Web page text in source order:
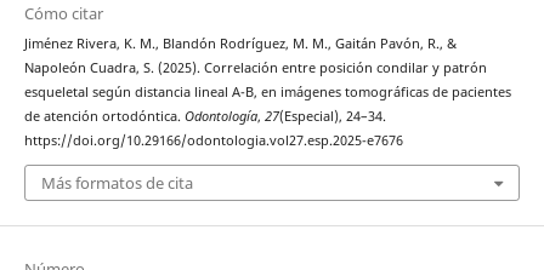
Cómo citar
Jiménez Rivera, K. M., Blandón Rodríguez, M. M., Gaitán Pavón, R., &
Napoleón Cuadra, S. (2025). Correlación entre posición condilar y patrón
esqueletal según distancia lineal A-B, en imágenes tomográficas de pacientes
de atención ortodóntica. Odontología, 27(Especial), 24–34.
https://doi.org/10.29166/odontologia.vol27.esp.2025-e7676
Más formatos de cita